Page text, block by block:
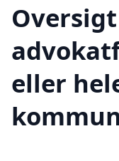
eller